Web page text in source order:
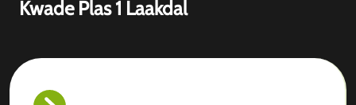
Kwade Plas 1 Laakdal